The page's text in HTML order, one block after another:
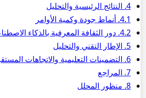
4. النتائج الرئيسية والتحليل
4.1. أنماط جودة وكمية الأوامر
4.2. دور الثقافة المعرفية بالذكاء الاصطناعي
5. الإطار التقني والتحليل
6. التضمينات التعليمية والاتجاهات المستقبلية
7. المراجع
8. منظور المحلل